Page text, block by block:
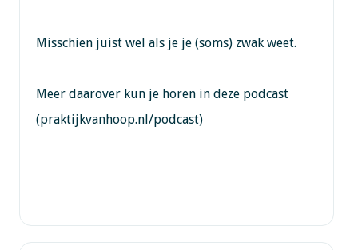
Misschien juist wel als je je (soms) zwak weet.
Meer daarover kun je horen in deze podcast
(praktijkvanhoop.nl/podcast)